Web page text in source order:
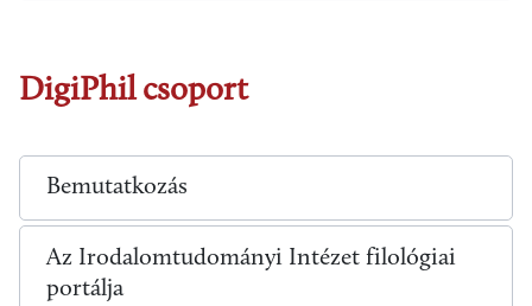
DigiPhil csoport
Bemutatkozás
Az Irodalomtudományi Intézet filológiai
portálja